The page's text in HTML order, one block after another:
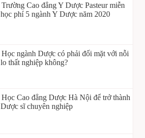
Trường Cao đẳng Y Dược Pasteur miễn
học phí 5 ngành Y Dược năm 2020
Học ngành Dược có phải đối mặt với nỗi
lo thất nghiệp không?
Học Cao đẳng Dược Hà Nội để trở thành
Dược sĩ chuyên nghiệp